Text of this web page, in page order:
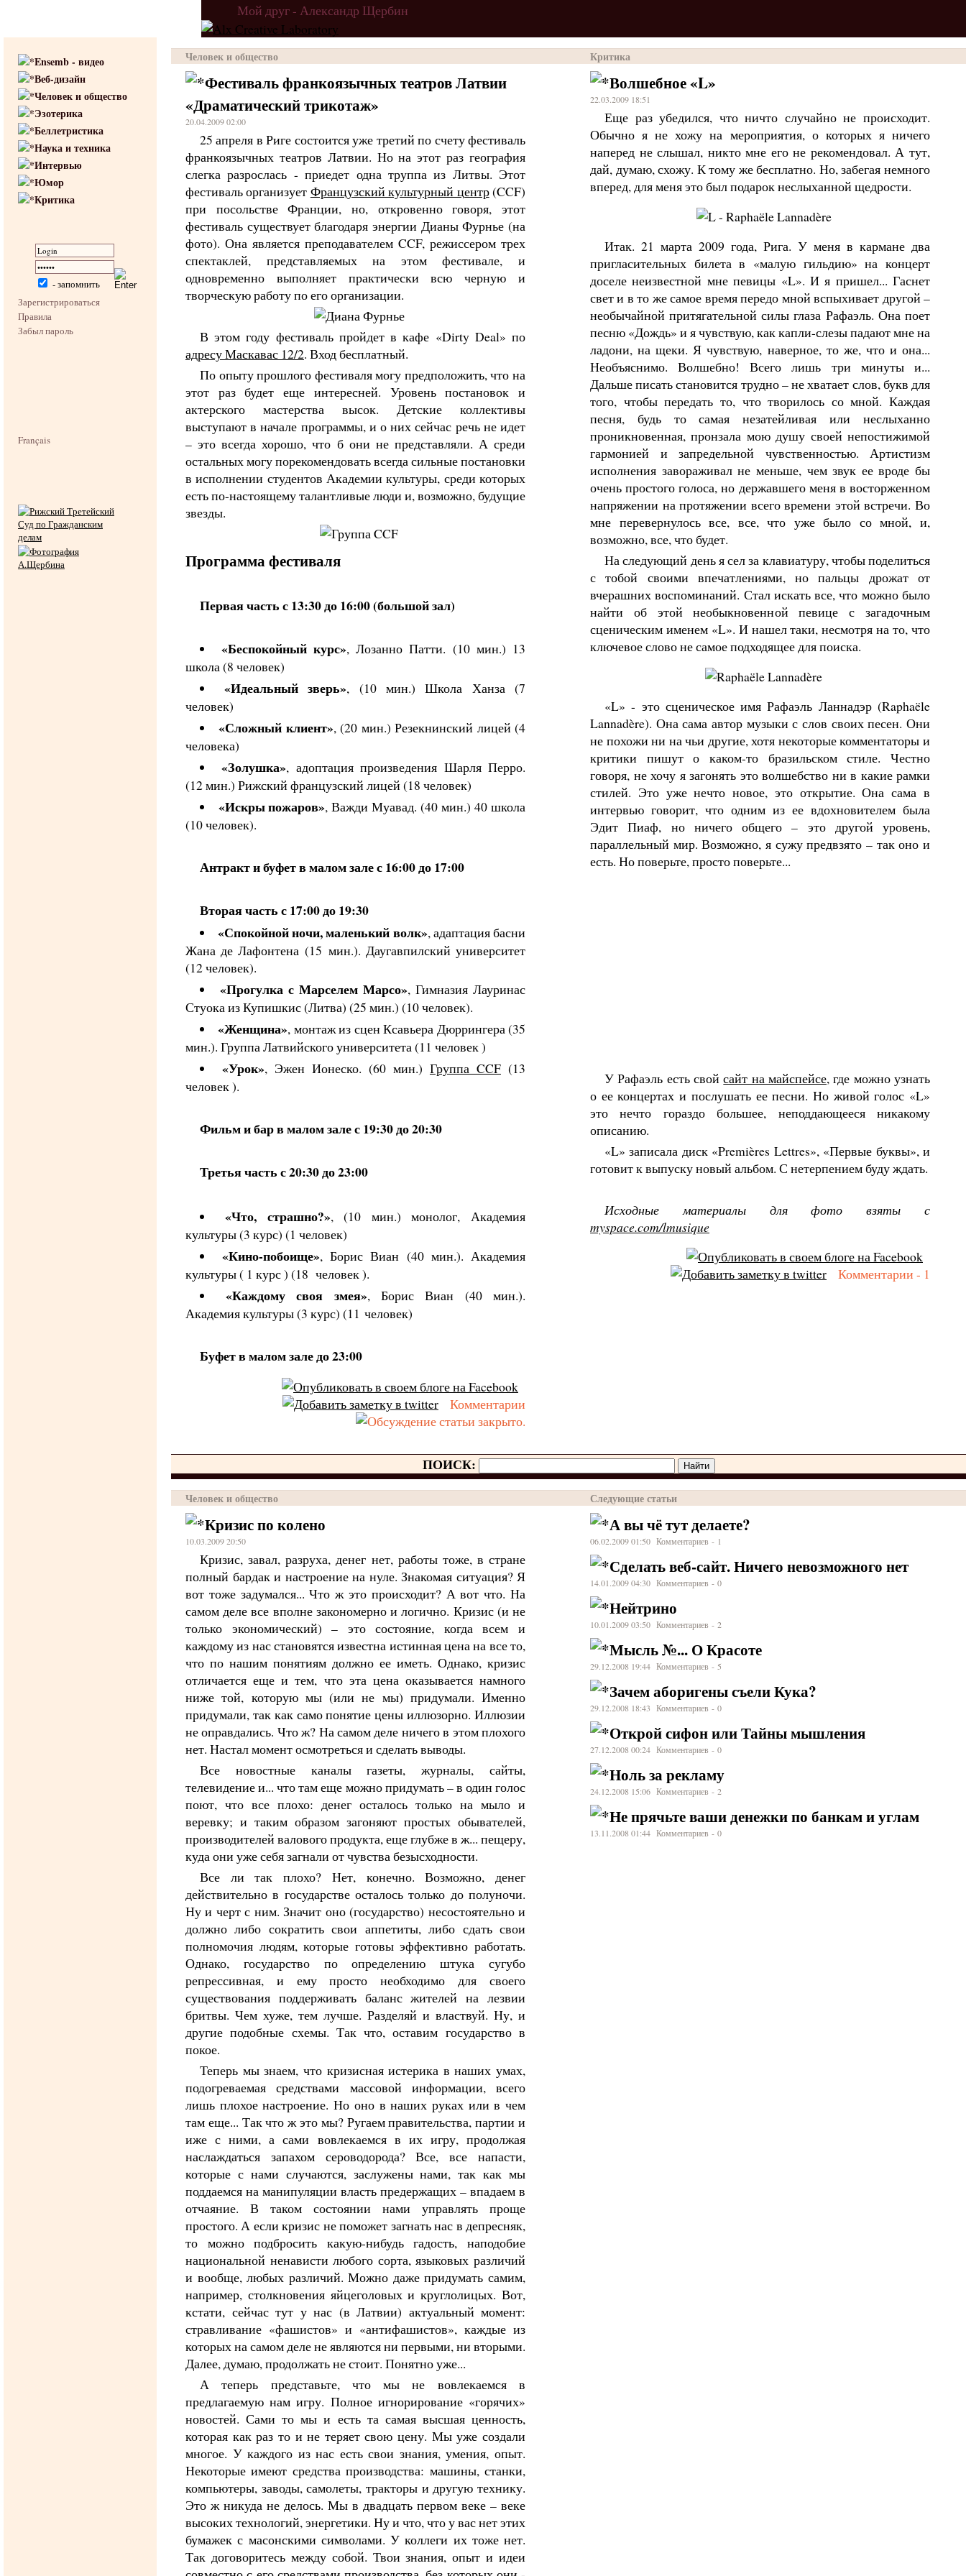
Мой друг - Александр Щербин
Ensemb - видео
Веб-дизайн
Человек и общество
Эзотерика
Беллетристика
Наука и техника
Интервью
Юмор
Критика
- запомнить
Зарегистрироваться
Правила
Забыл пароль
Français
Человек и общество Критика
Фестиваль франкоязычных театров Латвии
«Драматический трикотаж»
20.04.2009 02:00
25 апреля в Риге состоится уже третий по счету фестиваль
франкоязычных театров Латвии. Но на этот раз география
слегка разрослась - приедет одна труппа из Литвы. Этот
фестиваль организует Французский культурный центр(CCF)
при посольстве Франции, но, откровенно говоря, этот
фестиваль существует благодаря энергии Дианы Фурнье (на
фото). Она является преподавателем CCF, режиссером трех
спектаклей, представляемых на этом фестивале, и
одновременно выполняет практически всю черную и
творческую работу по его организации.
В этом году фестиваль пройдет в кафе «Dirty Deal» по
адресу Маскавас 12/2. Вход бесплатный.
По опыту прошлого фестиваля могу предположить, что на
этот раз будет еще интересней. Уровень постановок и
актерского мастерства высок. Детские коллективы
выступают в начале программы, и о них сейчас речь не идет
– это всегда хорошо, что б они не представляли. А среди
остальных могу порекомендовать всегда сильные постановки
в исполнении студентов Академии культуры, среди которых
есть по-настоящему талантливые люди и, возможно, будущие
звезды.
Программа фестиваля
Первая часть с 13:30 до 16:00 (большой зал)
«Беспокойный курс», Лозанно Патти. (10 мин.) 13
школа (8 человек)
«Идеальный зверь», (10 мин.) Школа Ханза (7
человек)
«Сложный клиент», (20 мин.) Резекнинский лицей (4
человека)
«Золушка», адоптация произведения Шарля Перро.
(12 мин.) Рижский французский лицей (18 человек)
«Искры пожаров», Важди Муавад. (40 мин.) 40 школа
(10 человек).
Антракт и буфет в малом зале с 16:00 до 17:00
Вторая часть с 17:00 до 19:30
«Спокойной ночи, маленький волк», адаптация басни
Жана де Лафонтена (15 мин.). Даугавпилский университет
(12 человек).
«Прогулка с Марселем Марсо», Гимназия Лауринас
Стуока из Купишкис (Литва) (25 мин.) (10 человек).
«Женщина», монтаж из сцен Ксавьера Дюррингера (35
мин.). Группа Латвийского университета (11 человек )
«Урок», Эжен Ионеско. (60 мин.) Группа CCF(13
человек ).
Фильм и бар в малом зале с 19:30 до 20:30
Третья часть с 20:30 до 23:00
«Что, страшно?», (10 мин.) монолог, Академия
культуры (3 курс) (1 человек)
«Кино-побоище», Борис Виан (40 мин.). Академия
культуры ( 1 курс ) (18 человек ).
«Каждому своя змея», Борис Виан (40 мин.).
Академия культуры (3 курс) (11 человек)
Буфет в малом зале до 23:00
Комментарии
Волшебное «L»
22.03.2009 18:51
Еще раз убедился, что ничто случайно не происходит.
Обычно я не хожу на мероприятия, о которых я ничего
наперед не слышал, никто мне его не рекомендовал. А тут,
дай, думаю, схожу. К тому же бесплатно. Но, забегая немного
вперед, для меня это был подарок неслыханной щедрости.
Итак. 21 марта 2009 года, Рига. У меня в кармане два
пригласительных билета в «малую гильдию» на концерт
доселе неизвестной мне певицы «L». И я пришел... Гаснет
свет и в то же самое время передо мной вспыхивает другой –
необычайной притягательной силы глаза Рафаэль. Она поет
песню «Дождь» и я чувствую, как капли-слезы падают мне на
ладони, на щеки. Я чувствую, наверное, то же, что и она...
Необъяснимо. Волшебно! Всего лишь три минуты и...
Дальше писать становится трудно – не хватает слов, букв для
того, чтобы передать то, что творилось со мной. Каждая
песня, будь то самая незатейливая или неслыханно
проникновенная, пронзала мою душу своей непостижимой
гармонией и запредельной чувственностью. Артистизм
исполнения завораживал не меньше, чем звук ее вроде бы
очень простого голоса, но державшего меня в восторженном
напряжении на протяжении всего времени этой встречи. Во
мне перевернулось все, все, что уже было со мной, и,
возможно, все, что будет.
На следующий день я сел за клавиатуру, чтобы поделиться
с тобой своими впечатлениями, но пальцы дрожат от
вчерашних воспоминаний. Стал искать все, что можно было
найти об этой необыкновенной певице с загадочным
сценическим именем «L». И нашел таки, несмотря на то, что
ключевое слово не самое подходящее для поиска.
«L» - это сценическое имя Рафаэль Ланнадэр (Raphaële
Lannadère). Она сама автор музыки с слов своих песен. Они
не похожи ни на чьи другие, хотя некоторые комментаторы и
критики пишут о каком-то бразильском стиле. Честно
говоря, не хочу я загонять это волшебство ни в какие рамки
стилей. Это уже нечто новое, это открытие. Она сама в
интервью говорит, что одним из ее вдохновителем была
Эдит Пиаф, но ничего общего – это другой уровень,
параллельный мир. Возможно, я сужу предвзято – так оно и
есть. Но поверьте, просто поверьте...
У Рафаэль есть свойсайт на майспейсе, где можно узнать
о ее концертах и послушать ее песни. Но живой голос «L»
это нечто гораздо большее, неподдающееся никакому
описанию.
«L» записала диск «Premières Lettres», «Первые буквы», и
готовит к выпуску новый альбом. С нетерпением буду ждать.
Исходные материалы для фото взяты с
myspace.com/lmusique
Комментарии - 1
ПОИСК:
Человек и общество Следующие статьи
Кризис по колено
10.03.2009 20:50
Кризис, завал, разруха, денег нет, работы тоже, в стране
полный бардак и настроение на нуле. Знакомая ситуация? Я
вот тоже задумался... Что ж это происходит? А вот что. На
самом деле все вполне закономерно и логично. Кризис (и не
только экономический) – это состояние, когда всем и
каждому из нас становятся известна истинная цена на все то,
что по нашим понятиям должно ее иметь. Однако, кризис
отличается еще и тем, что эта цена оказывается намного
ниже той, которую мы (или не мы) придумали. Именно
придумали, так как само понятие цены иллюзорно. Иллюзии
не оправдались. Что ж? На самом деле ничего в этом плохого
нет. Настал момент осмотреться и сделать выводы.
Все новостные каналы газеты, журналы, сайты,
телевидение и... что там еще можно придумать – в один голос
поют, что все плохо: денег осталось только на мыло и
веревку; и таким образом загоняют простых обывателей,
производителей валового продукта, еще глубже в ж... пещеру,
куда они уже себя загнали от чувства безысходности.
Все ли так плохо? Нет, конечно. Возможно, денег
действительно в государстве осталось только до полуночи.
Ну и черт с ним. Значит оно (государство) несостоятельно и
должно либо сократить свои аппетиты, либо сдать свои
полномочия людям, которые готовы эффективно работать.
Однако, государство по определению штука сугубо
репрессивная, и ему просто необходимо для своего
существования поддерживать баланс жителей на лезвии
бритвы. Чем хуже, тем лучше. Разделяй и властвуй. Ну, и
другие подобные схемы. Так что, оставим государство в
покое.
Теперь мы знаем, что кризисная истерика в наших умах,
подогреваемая средствами массовой информации, всего
лишь плохое настроение. Но оно в наших руках или в чем
там еще... Так что ж это мы? Ругаем правительства, партии и
иже с ними, а сами вовлекаемся в их игру, продолжая
наслаждаться запахом сероводорода? Все, все напасти,
которые с нами случаются, заслужены нами, так как мы
поддаемся на манипуляции власть предержащих – впадаем в
отчаяние. В таком состоянии нами управлять проще
простого. А если кризис не поможет загнать нас в депресняк,
то можно подбросить какую-нибудь гадость, наподобие
национальной ненависти любого сорта, языковых различий
и вообще, любых различий. Можно даже придумать самим,
например, столкновения яйцеголовых и круглолицых. Вот,
кстати, сейчас тут у нас (в Латвии) актуальный момент:
стравливание «фашистов» и «антифашистов», каждые из
которых на самом деле не являются ни первыми, ни вторыми.
Далее, думаю, продолжать не стоит. Понятно уже...
А теперь представьте, что мы не вовлекаемся в
предлагаемую нам игру. Полное игнорирование «горячих»
новостей. Сами то мы и есть та самая высшая ценность,
которая как раз то и не теряет свою цену. Мы уже создали
многое. У каждого из нас есть свои знания, умения, опыт.
Некоторые имеют средства производства: машины, станки,
компьютеры, заводы, самолеты, тракторы и другую технику.
Это ж никуда не делось. Мы в двадцать первом веке – веке
высоких технологий, энергетики. Ну и что, что у вас нет этих
бумажек с масонскими символами. У коллеги их тоже нет.
Так договоритесь между собой. Твои знания, опыт и идеи
А вы чё тут делаете?
06.02.2009 01:50 Комментариев - 1
Сделать веб-сайт. Ничего невозможного нет
14.01.2009 04:30 Комментариев - 0
Нейтрино
10.01.2009 03:50 Комментариев - 2
Мысль №... О Красоте
29.12.2008 19:44 Комментариев - 5
Зачем аборигены съели Кука?
29.12.2008 18:43 Комментариев - 0
Открой сифон или Тайны мышления
27.12.2008 00:24 Комментариев - 0
Ноль за рекламу
24.12.2008 15:06 Комментариев - 2
Не прячьте ваши денежки по банкам и углам
13.11.2008 01:44 Комментариев - 0